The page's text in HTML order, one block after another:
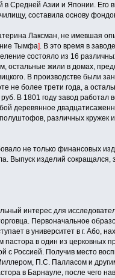
в Средней Азии и Японии. Его
соста­вила основу фондов
Лаксман, не имевшая
Тымфа]. В это время в
состояло из 16
остальные жили в домах,
В производстве были
не более трети года, а
В 1801 году завод работал
деревянное
различных кружек
не только финансовых
Выпуск изделий сокращался,
интерес для
Первоначальное
в университет в г. Або,
в один из церковных
с Россией. Получив место
П.С. Палласом и
в Барнауле, после чего